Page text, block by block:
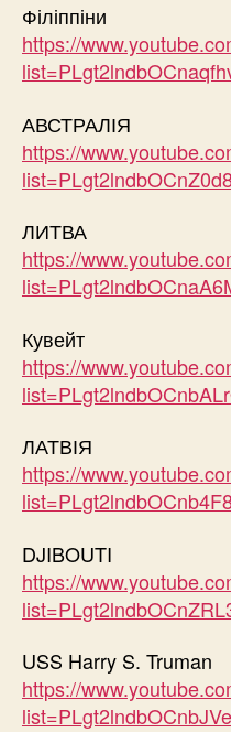
Філіппіни
https://
АВСТРАЛІЯ
https://
ЛИТВА
https://
Кувейт
https://
ЛАТВІЯ
https://
DJIBOUTI
https://
USS Harry S. Truman
https://